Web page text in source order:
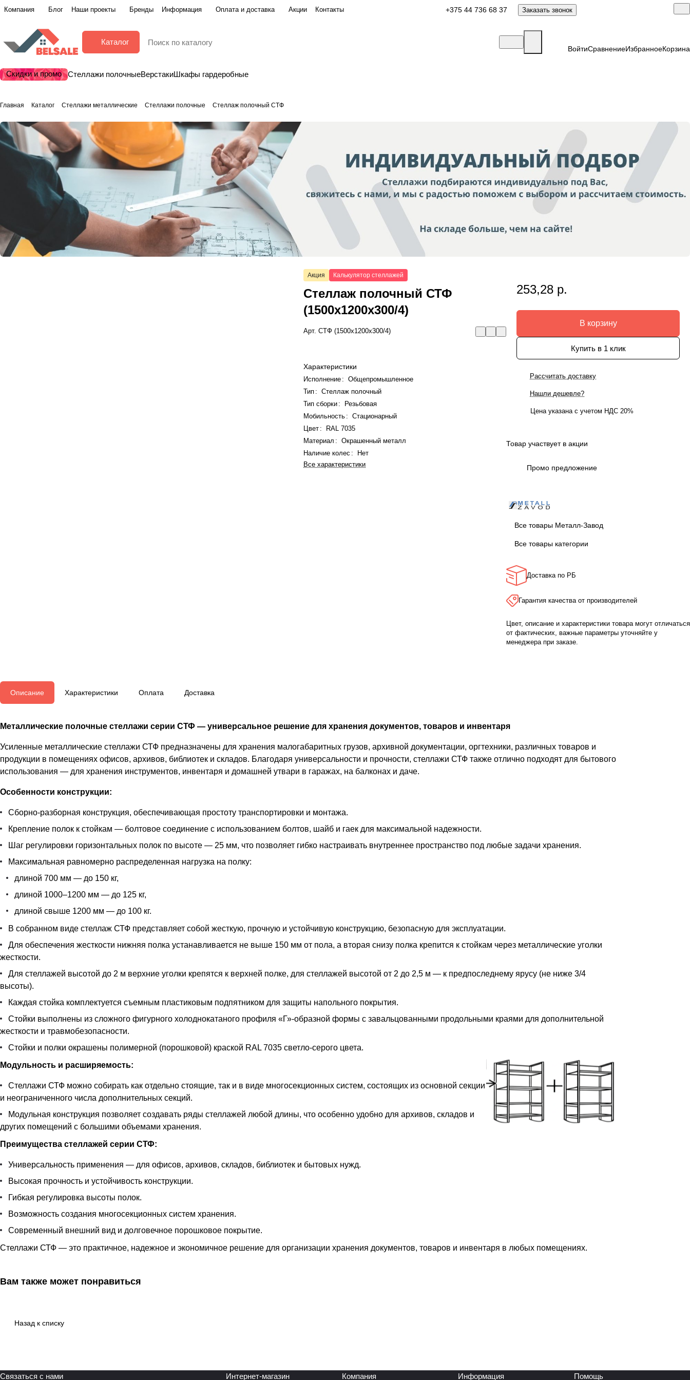
Компания Блог Наши проекты Бренды Информация Оплата и доставка Акции Контакты +375 44 736 68 37 Заказать звонок
Каталог
ВойтиСравнениеИзбранноеКорзина
Скидки и промо Стеллажи полочныеВерстакиШкафы гардеробные
Главная Каталог Стеллажи металлические Стеллажи полочные Стеллаж полочный СТФ
Акция Калькулятор стеллажей
Стеллаж полочный СТФ
(1500x1200x300/4)
Арт.СТФ (1500x1200x300/4)
Характеристики
Исполнение :
Общепромышленное
Тип :
Стеллаж полочный
Тип сборки:
Резьбовая
Мобильность :
Стационарный
Цвет :
RAL 7035
Материал :
Окрашенный металл
Наличие колес :
Нет
Все характеристики
253,28 р.
В корзину
Купить в 1 клик
Рассчитать доставку
Нашли дешевле?
Цена указана с учетом НДС 20%
Товар участвует в акции
Промо предложение
Все товары Металл-Завод
Все товары категории
Доставка по РБ
Гарантия качества от производителей
Цвет, описание и характеристики товара могут отличаться
от фактических, важные параметры уточняйте у
менеджера при заказе.
Описание Характеристики Оплата Доставка
Металлические полочные стеллажи серии СТФ — универсальное решение для хранения документов, товаров и инвентаря
Усиленные металлические стеллажи СТФ предназначены для хранения малогабаритных грузов, архивной документации, оргтехники, различных товаров и
продукции в помещениях офисов, архивов, библиотек и складов. Благодаря универсальности и прочности, стеллажи СТФ также отлично подходят для бытового
использования — для хранения инструментов, инвентаря и домашней утвари в гаражах, на балконах и даче.
Особенности конструкции:
Сборно-разборная конструкция, обеспечивающая простоту транспортировки и монтажа.
Крепление полок к стойкам — болтовое соединение с использованием болтов, шайб и гаек для максимальной надежности.
Шаг регулировки горизонтальных полок по высоте — 25 мм, что позволяет гибко настраивать внутреннее пространство под любые задачи хранения.
Максимальная равномерно распределенная нагрузка на полку:
длиной 700 мм — до 150 кг,
длиной 1000–1200 мм — до 125 кг,
длиной свыше 1200 мм — до 100 кг.
В собранном виде стеллаж СТФ представляет собой жесткую, прочную и устойчивую конструкцию, безопасную для эксплуатации.
Для обеспечения жесткости нижняя полка устанавливается не выше 150 мм от пола, а вторая снизу полка крепится к стойкам через металлические уголки
жесткости.
Для стеллажей высотой до 2 м верхние уголки крепятся к верхней полке, для стеллажей высотой от 2 до 2,5 м — к предпоследнему ярусу (не ниже 3/4
высоты).
Каждая стойка комплектуется съемным пластиковым подпятником для защиты напольного покрытия.
Стойки выполнены из сложного фигурного холоднокатаного профиля «Г»-образной формы с завальцованными продольными краями для дополнительной
жесткости и травмобезопасности.
Стойки и полки окрашены полимерной (порошковой) краской RAL 7035 светло-серого цвета.
Модульность и расширяемость:
Стеллажи СТФ можно собирать как отдельно стоящие, так и в виде многосекционных систем, состоящих из основной секции
и неограниченного числа дополнительных секций.
Модульная конструкция позволяет создавать ряды стеллажей любой длины, что особенно удобно для архивов, складов и
других помещений с большими объемами хранения.
Преимущества стеллажей серии СТФ:
Универсальность применения — для офисов, архивов, складов, библиотек и бытовых нужд.
Высокая прочность и устойчивость конструкции.
Гибкая регулировка высоты полок.
Возможность создания многосекционных систем хранения.
Современный внешний вид и долговечное порошковое покрытие.
Стеллажи СТФ — это практичное, надежное и экономичное решение для организации хранения документов, товаров и инвентаря в любых помещениях.
Вам также может понравиться
Назад к списку
Связаться с нами Интернет-магазин Компания Информация Помощь